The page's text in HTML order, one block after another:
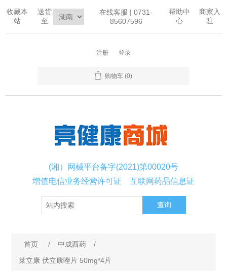
收藏本
站
送货
至
在线客服 | 0731-
85607596
帮助中
心
商家入
驻
注册 登录
购物车 (0)
(湘）网械平台备字(2021)第00020号
增值电信业务经营许可证
互联网药品信息证
首页 / 中成西药
/
莱立康 伏立康唑片 50mg*4片